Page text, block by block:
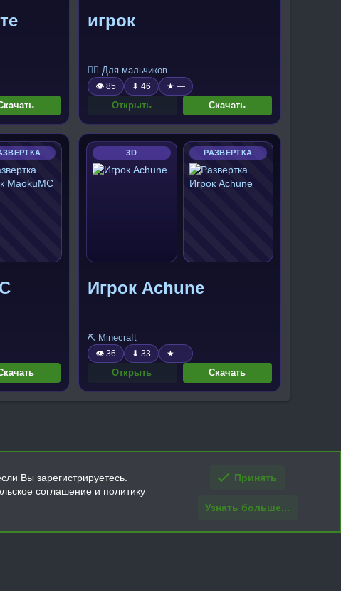
игрок
🧍‍♂️ Для мальчиков
👁 85 ⬇ 46 ★ —
Открыть Скачать
3D РАЗВЕРТКА
Игрок Achune
⛏️ Minecraft
👁 36 ⬇ 33 ★ —
Открыть Скачать
Главная
R
S
Вы зарегистрируетесь.
соглашение и политику
Принять
Узнать больше...